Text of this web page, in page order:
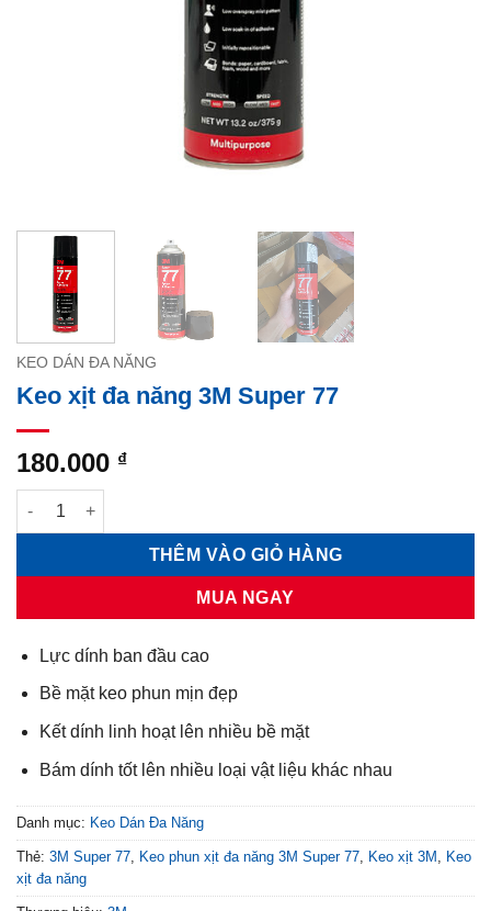
KEO DÁN ĐA NĂNG
Keo xịt đa năng 3M Super 77
180.000 ₫
Keo xịt đa năng 3M Super 77 số lượng
THÊM VÀO GIỎ HÀNG
MUA NGAY
Lực dính ban đầu cao
Bề mặt keo phun mịn đẹp
Kết dính linh hoạt lên nhiều bề mặt
Bám dính tốt lên nhiều loại vật liệu khác nhau
Danh mục: Keo Dán Đa Năng
Thẻ: 3M Super 77, Keo phun xịt đa năng 3M Super 77, Keo xịt 3M , Keo
xịt đa năng